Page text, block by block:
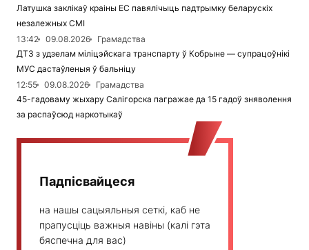
Латушка заклікаў краіны ЕС павялічыць падтрымку беларускіх
незалежных СМІ
13:42
09.08.2026
Грамадства
ДТЗ з удзелам міліцэйскага транспарту ў Кобрыне — супрацоўнікі
МУС дастаўленыя ў бальніцу
12:55
09.08.2026
Грамадства
45-гадоваму жыхару Салігорска пагражае да 15 гадоў зняволення
за распаўсюд наркотыкаў
Падпісвайцеся
на нашы сацыяльныя сеткі, каб не
прапусціць важныя навіны (калі гэта
бяспечна для вас)